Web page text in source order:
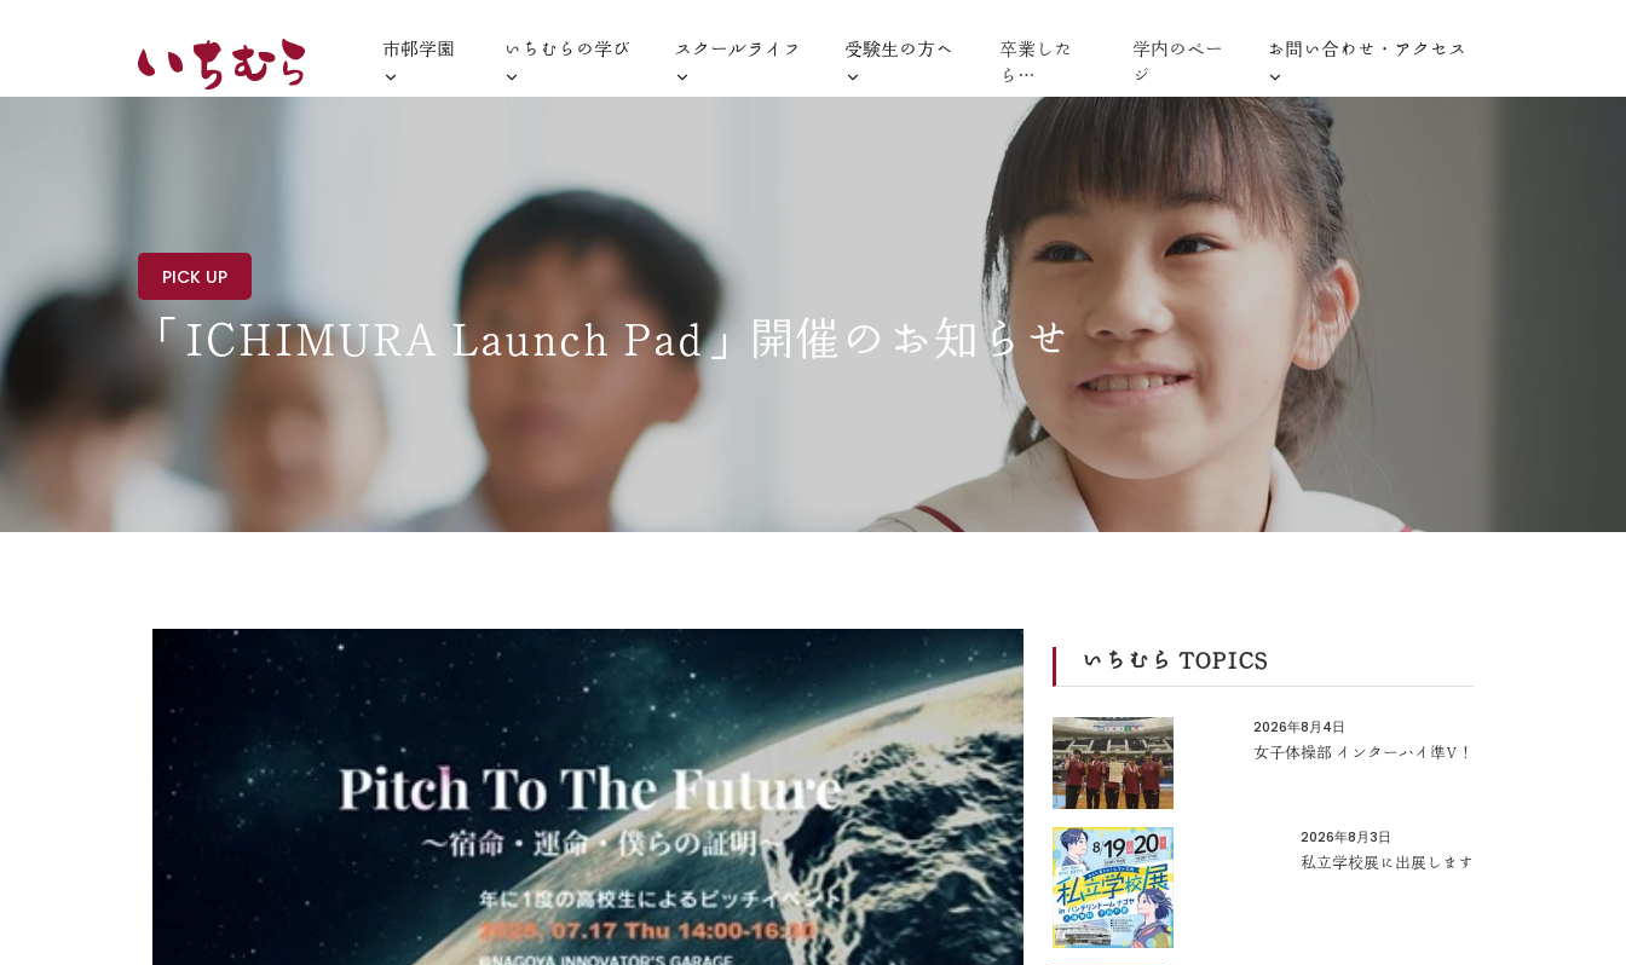
市邨学園 いちむらの学び スクールライフ 受験生の方へ
卒業した
ら…
学内のペー
ジ
お問い合わせ・アクセス
PICK UP
「ICHIMURA Launch Pad」開催のお知らせ
いちむら TOPICS
2026年8月4日
女子体操部 インターハイ準V！
2026年8月3日
私立学校展に出展します